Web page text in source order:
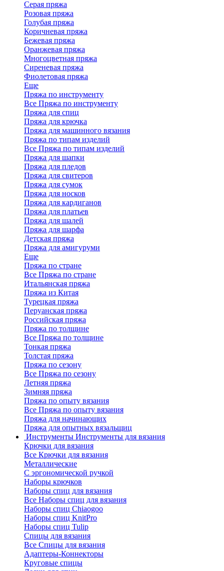
Серая пряжа
Розовая пряжа
Голубая пряжа
Коричневая пряжа
Бежевая пряжа
Оранжевая пряжа
Многоцветная пряжа
Сиреневая пряжа
Фиолетовая пряжа
Еще
Пряжа по инструменту
Все Пряжа по инструменту
Пряжа для спиц
Пряжа для крючка
Пряжа для машинного вязания
Пряжа по типам изделий
Все Пряжа по типам изделий
Пряжа для шапки
Пряжа для пледов
Пряжа для свитеров
Пряжа для сумок
Пряжа для носков
Пряжа для кардиганов
Пряжа для платьев
Пряжа для шалей
Пряжа для шарфа
Детская пряжа
Пряжа для амигуруми
Еще
Пряжа по стране
Все Пряжа по стране
Итальянская пряжа
Пряжа из Китая
Турецкая пряжа
Перуанская пряжа
Российская пряжа
Пряжа по толщине
Все Пряжа по толщине
Тонкая пряжа
Толстая пряжа
Пряжа по сезону
Все Пряжа по сезону
Летняя пряжа
Зимняя пряжа
Пряжа по опыту вязания
Все Пряжа по опыту вязания
Пряжа для начинающих
Пряжа для опытных вязальщиц
Инструменты Инструменты для вязания
Крючки для вязания
Все Крючки для вязания
Металлические
С эргономической ручкой
Наборы крючков
Наборы спиц для вязания
Все Наборы спиц для вязания
Наборы спиц Chiaogoo
Наборы спиц KnitPro
Наборы спиц Tulip
Спицы для вязания
Все Спицы для вязания
Адаптеры-Коннекторы
Круговые спицы